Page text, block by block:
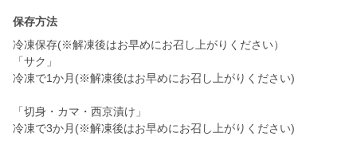
保存方法
冷凍保存(※解凍後はお早めにお召し上がりください）
「サク」
冷凍で1か月(※解凍後はお早めにお召し上がりください)
「切身・カマ・西京漬け」
冷凍で3か月(※解凍後はお早めにお召し上がりください)